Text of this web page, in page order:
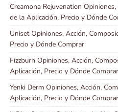
Creamona Rejuvenation
de la Aplicación, Precio y Dónde
Uniset Opiniones, Acción,
Precio y Dónde Comprar
Fizzburn Opiniones, Acción,
Aplicación, Precio y Dónde Comprar
Yenki Derm Opiniones, Acción,
Aplicación, Precio y Dónde Comprar